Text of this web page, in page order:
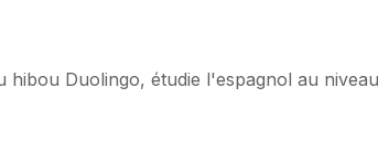
hibou Duolingo, étudie l'espagnol au